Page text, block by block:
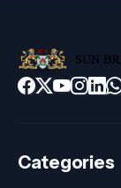
Categories